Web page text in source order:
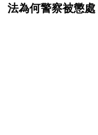
法為何警察被懲處